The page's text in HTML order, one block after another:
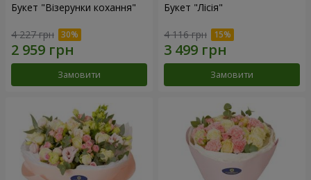
Букет "Візерунки кохання"
4 227 грн
Замовити
Букет "Лісія"
4 116 грн
Замовити